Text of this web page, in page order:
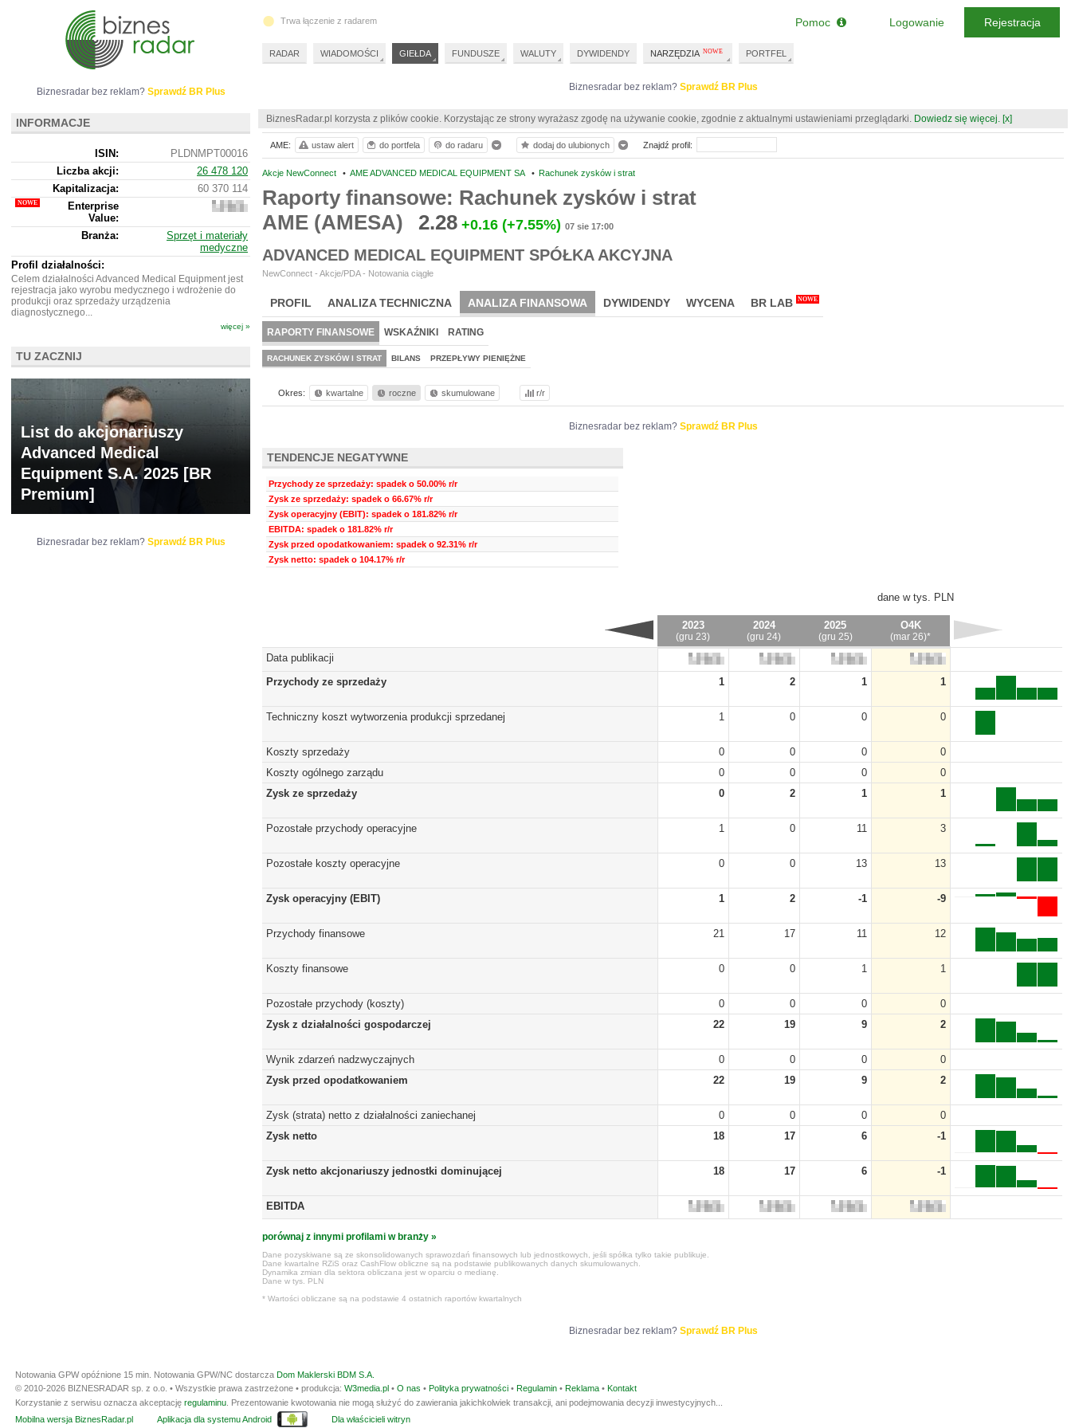
Biznesradar bez reklam? Sprawdź BR Plus
BiznesRadar.pl korzysta z plików cookie. Korzystając ze strony wyrażasz zgodę na używanie cookie, zgodnie z aktualnymi ustawieniami przeglądarki. Dowiedz się więcej. [x]
Akcje NewConnect • AME ADVANCED MEDICAL EQUIPMENT SA • Rachunek zysków i strat
Raporty finansowe: Rachunek zysków i strat
AME (AMESA)
2.28 +0.16 (+7.55%) 07 sie 17:00
ADVANCED MEDICAL EQUIPMENT SPÓŁKA AKCYJNA
NewConnect - Akcje/PDA - Notowania ciągłe
PROFIL ANALIZA TECHNICZNA ANALIZA FINANSOWA DYWIDENDY WYCENA BR LAB NOWE
RAPORTY FINANSOWE WSKAŹNIKI RATING
RACHUNEK ZYSKÓW I STRAT BILANS PRZEPŁYWY PIENIĘŻNE
Okres: kwartalne roczne skumulowane r/r
Biznesradar bez reklam? Sprawdź BR Plus
TENDENCJE NEGATYWNE
Przychody ze sprzedaży: spadek o 50.00% r/r
Zysk ze sprzedaży: spadek o 66.67% r/r
Zysk operacyjny (EBIT): spadek o 181.82% r/r
EBITDA: spadek o 181.82% r/r
Zysk przed opodatkowaniem: spadek o 92.31% r/r
Zysk netto: spadek o 104.17% r/r
dane w tys. PLN
2023
(gru 23)
2024
(gru 24)
2025
(gru 25)
O4K
(mar 26)*
Data publikacji
Przychody ze sprzedaży
1 2 1 1
Techniczny koszt wytworzenia produkcji sprzedanej 1 0 0 0
Koszty sprzedaży 0 0 0
0
Koszty ogólnego zarządu
0 0 0
0
Zysk ze sprzedaży
0 2 1 1
Pozostałe przychody operacyjne 1 0 11 3
Pozostałe koszty operacyjne 0 0 13 13
Zysk operacyjny (EBIT) 1 2 -1 -9
Przychody finansowe 21 17 11 12
Koszty finansowe 0 0 1 1
Pozostałe przychody (koszty) 0 0 0
0
Zysk z działalności gospodarczej
22 19 9 2
Wynik zdarzeń nadzwyczajnych 0 0 0
0
Zysk przed opodatkowaniem
22 19 9 2
Zysk (strata) netto z działalności zaniechanej 0 0 0
0
Zysk netto
18 17 6 -1
Zysk netto akcjonariuszy jednostki dominującej 18 17 6 -1
EBITDA
porównaj z innymi profilami w branży »
Dane pozyskiwane są ze skonsolidowanych sprawozdań finansowych lub jednostkowych, jeśli spółka tylko takie publikuje.
Dane kwartalne RZiS oraz CashFlow obliczne są na podstawie publikowanych danych skumulowanych.
Dynamika zmian dla sektora obliczana jest w oparciu o medianę.
Dane w tys. PLN
* Wartości obliczane są na podstawie 4 ostatnich raportów kwartalnych
Biznesradar bez reklam? Sprawdź BR Plus
AME: ustaw alert do portfela do radaru dodaj do ulubionych Znajdź profil:
Biznesradar bez reklam? Sprawdź BR Plus
INFORMACJE
ISIN:
PLDNMPT00016
Liczba akcji:
26 478 120
Kapitalizacja:
60 370 114
Enterprise
Value:
60
Branża:
Sprzęt i materiały
medyczne
Profil działalności:
Celem działalności Advanced Medical Equipment jest
rejestracja jako wyrobu medycznego i wdrożenie do
produkcji oraz sprzedaży urządzenia
diagnostycznego...
więcej »
TU ZACZNIJ
List do akcjonariuszy
Advanced Medical
Equipment S.A. 2025 [BR
Premium]
Biznesradar bez reklam? Sprawdź BR Plus
Trwa łączenie z radarem
RADAR WIADOMOŚCI GIEŁDA FUNDUSZE WALUTY DYWIDENDY NARZĘDZIA PORTFEL
Pomoc Logowanie Rejestracja
Notowania GPW opóźnione 15 min. Notowania GPW/NC dostarcza Dom Maklerski BDM S.A.
© 2010-2026 BIZNESRADAR sp. z o.o. • Wszystkie prawa zastrzeżone • produkcja: W3media.pl • O nas • Polityka prywatności • Regulamin • Reklama • Kontakt
Korzystanie z serwisu oznacza akceptację regulaminu . Prezentowanie kwotowania nie mogą służyć do zawierania jakichkolwiek transakcji, ani podejmowania decyzji inwestycyjnych...
Mobilna wersja BiznesRadar.pl
Aplikacja dla systemu Android Dla właścicieli witryn